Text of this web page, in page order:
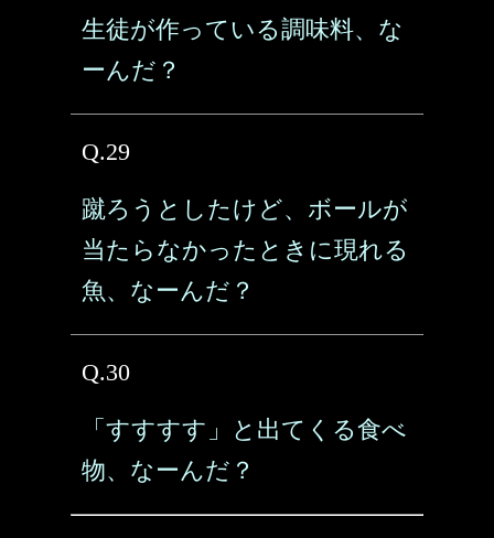
生徒が作っている調味料、な
ーんだ？
Q.29
蹴ろうとしたけど、ボールが
当たらなかったときに現れる
魚、なーんだ？
Q.30
「すすすす」と出てくる食べ
物、なーんだ？